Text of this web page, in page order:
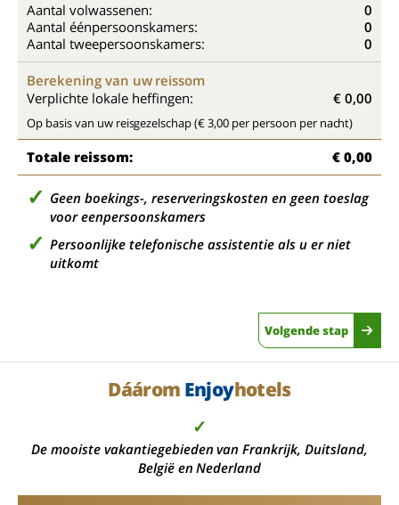
Aantal volwassenen:
0
Aantal éénpersoonskamers:
0
Aantal tweepersoonskamers:
0
Berekening van uw reissom
Verplichte lokale heffingen:
€ 0,00
Op basis van uw reisgezelschap (€ 3,00 per persoon per nacht)
Totale reissom: € 0,00
Geen boekings-, reserveringskosten en geen toeslag
voor eenpersoonskamers
Persoonlijke telefonische assistentie als u er niet
uitkomt
Volgende stap
Dáárom Enjoyhotels
✓
De mooiste vakantiegebieden van Frankrijk, Duitsland,
België en Nederland